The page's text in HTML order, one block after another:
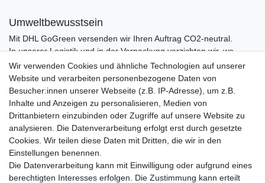
Umweltbewusstsein
Mit DHL GoGreen versenden wir Ihren Auftrag CO2-neutral.
In unserer Logistik und in der Verpackung verzichten wir, wo
immer es möglich ist, auf den Einsatz von Kunststoffen und
Plastik.
Wir verwenden Cookies und ähnliche Technologien auf unserer
Website und verarbeiten personenbezogene Daten von
Besucher:innen unserer Webseite (z.B. IP-Adresse), um z.B.
Inhalte und Anzeigen zu personalisieren, Medien von
Drittanbietern einzubinden oder Zugriffe auf unsere Website zu
analysieren. Die Datenverarbeitung erfolgt erst durch gesetzte
Cookies. Wir teilen diese Daten mit Dritten, die wir in den
Einstellungen benennen.
Die Datenverarbeitung kann mit Einwilligung oder aufgrund eines
berechtigten Interesses erfolgen. Die Zustimmung kann erteilt